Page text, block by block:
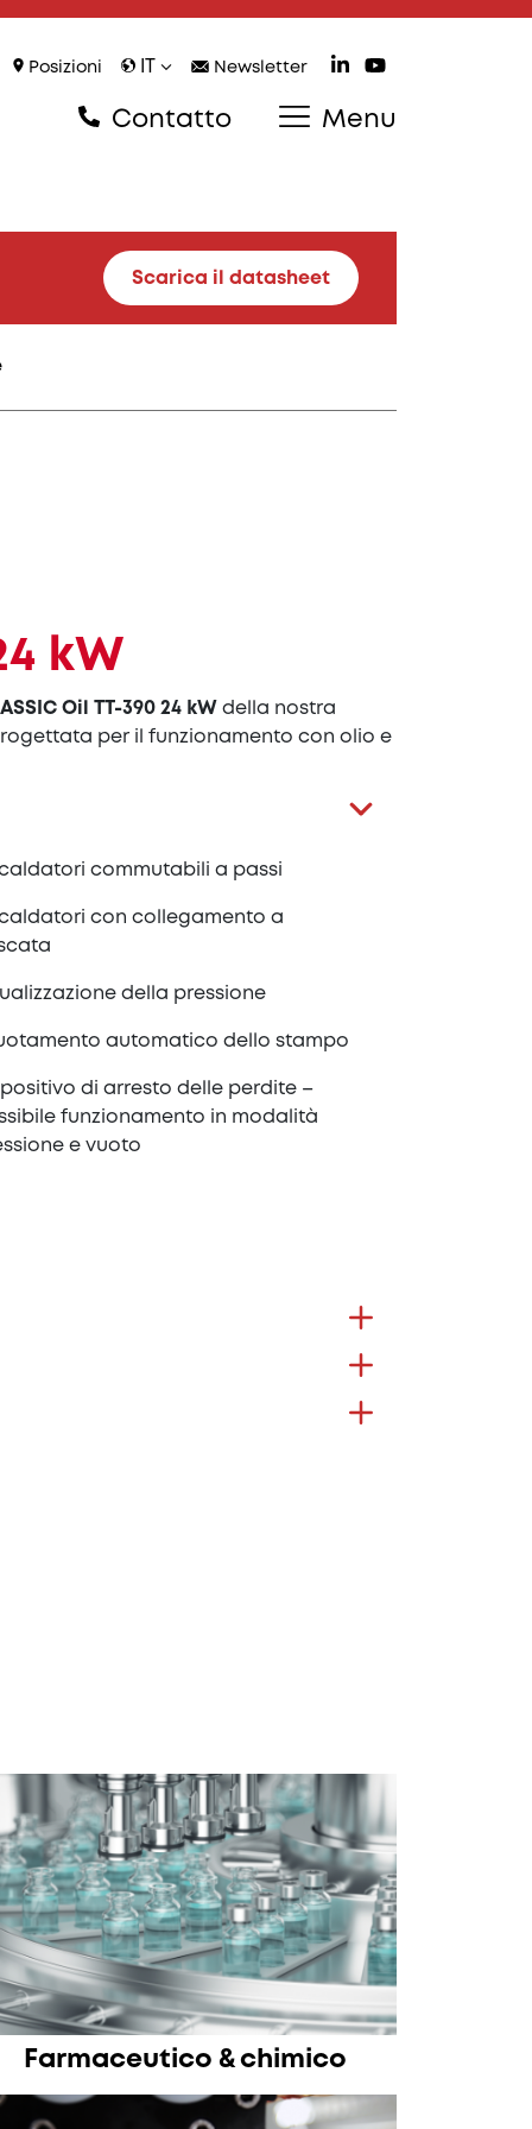
Posizioni Newsletter
Contatto Menu
Scarica il datasheet
kW
Oil TT-390 24 kW della nostra
per il funzionamento con olio e
commutabili a passi
con collegamento a
della pressione
automatico dello stampo
di arresto delle perdite –
funzionamento in modalità
e vuoto
Farmaceutico & chimico